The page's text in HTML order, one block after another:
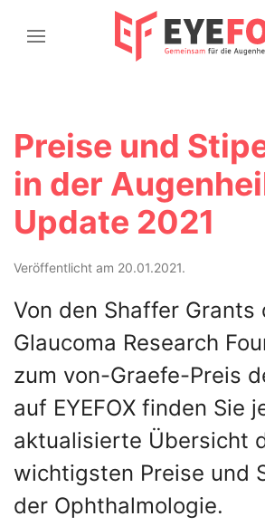
Preise und
in der
Update 2021
Veröffentlicht am 20.01.2021.
Von den Shaffer Grants
Glaucoma Research
zum von-Graefe-Preis
auf EYEFOX finden Sie
aktualisierte Übersicht
wichtigsten Preise und
der Ophthalmologie.